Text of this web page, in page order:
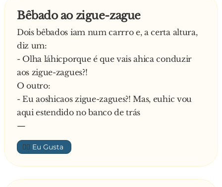
Bêbado ao zigue-zague
Dois bêbados iam num carrro e, a certa altura,
diz um:
- Olha láhicporque é que vais ahica conduzir
aos zigue-zagues?!
O outro:
- Eu aoshicaos zigue-zagues?! Mas, euhic vou
aqui estendido no banco de trás
—
👍🏼